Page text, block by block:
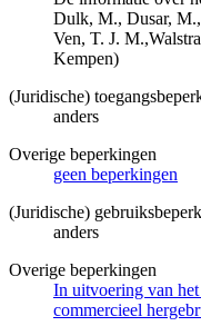
Dulk, M., Dusar,
Ven, T. J.
Kempen)
(Juridische)
anders
Overige beperkingen
geen beperkingen
(Juridische)
anders
Overige beperkingen
In uitvoering van
commercieel